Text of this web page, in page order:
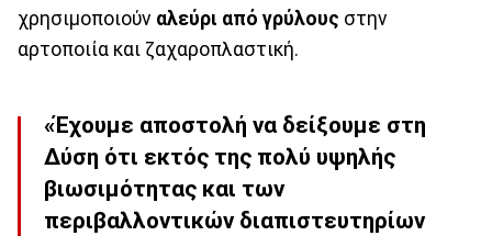
χρησιμοποιούν αλεύρι από γρύλους στην
αρτοποιία και ζαχαροπλαστική.
«Έχουμε αποστολή να δείξουμε στη
Δύση ότι εκτός της πολύ υψηλής
βιωσιμότητας και των
περιβαλλοντικών διαπιστευτηρίων